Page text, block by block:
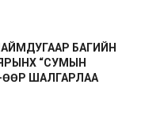
БАГИЙН
“СУМЫН
ӨӨР ШАЛГАРЛАА